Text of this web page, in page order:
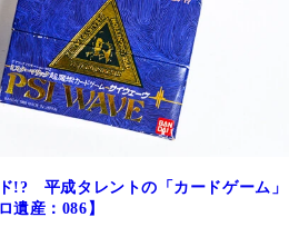
!? 平成タレントの「カードゲーム」
遺産：086】